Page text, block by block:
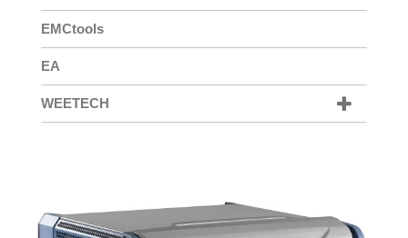
EMCtools
EA
WEETECH